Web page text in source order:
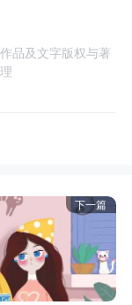
品及文字版权与著
下一篇